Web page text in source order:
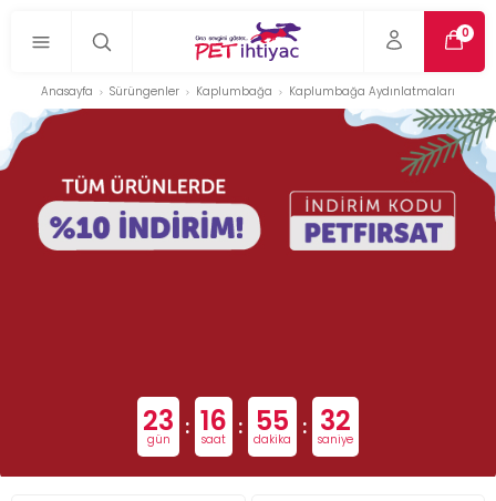
0
Anasayfa Sürüngenler Kaplumbağa Kaplumbağa Aydınlatmaları
23
gün : 16
saat : 55
dakika : 32
saniye